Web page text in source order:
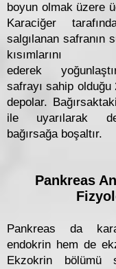
boyun olmak üzere
Karaciğer
salgılanan safranın
ederek
safrayı sahip
depolar.
ile uyarılarak
bağırsağa boşaltır.
Pankreas
Pankreas da
endokrin hem de
Ekzokrin bölümü